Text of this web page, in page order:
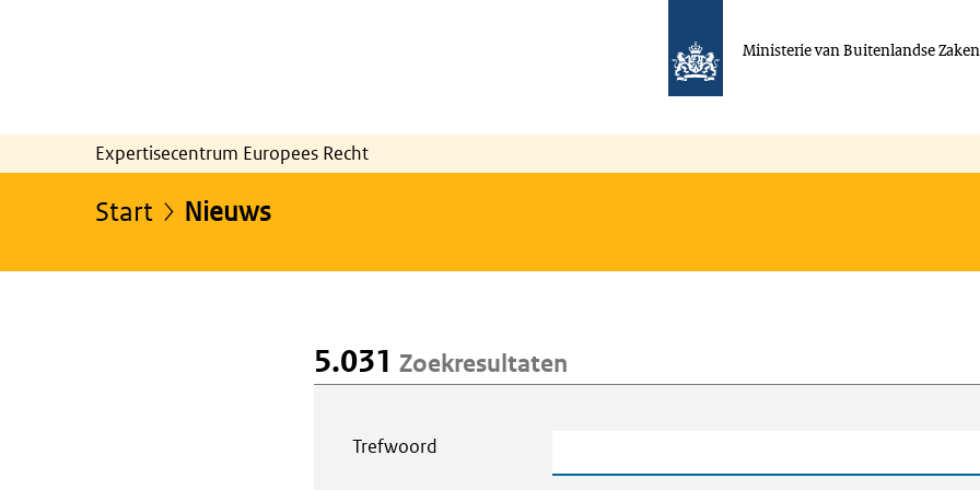
Ministerie van Buitenlandse Zaken
Expertisecentrum Europees Recht
Start Nieuws
5.031 Zoekresultaten
Trefwoord